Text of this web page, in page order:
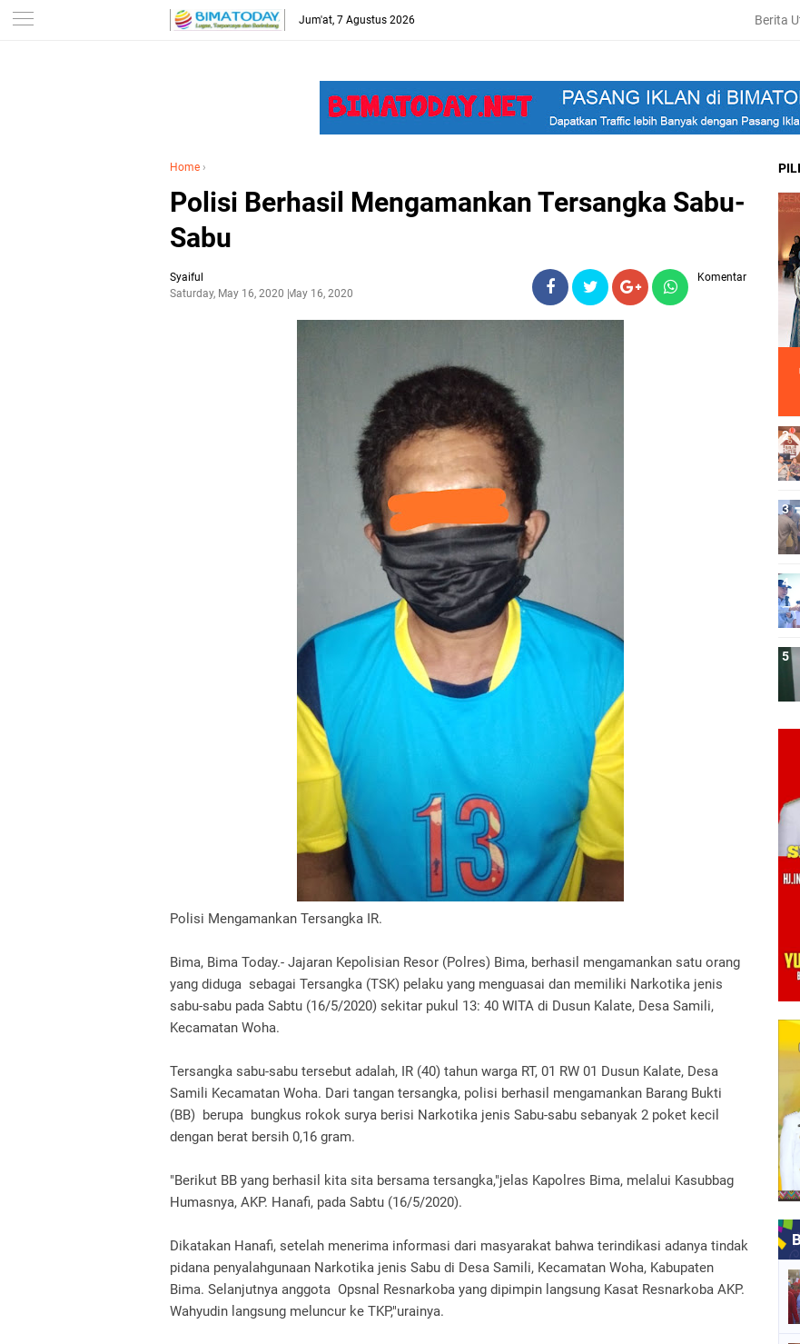
-->
Jum'at, 7 Agustus 2026 Berita
Home ›
Polisi Berhasil Mengamankan Tersangka Sabu-
Sabu
Syaiful
Saturday, May 16, 2020 May 16, 2020
Komentar
Polisi Mengamankan Tersangka IR.
Bima, Bima Today.- Jajaran Kepolisian Resor (Polres) Bima, berhasil mengamankan satu orang
yang diduga sebagai Tersangka (TSK) pelaku yang menguasai dan memiliki Narkotika jenis
sabu-sabu pada Sabtu (16/5/2020) sekitar pukul 13: 40 WITA di Dusun Kalate, Desa Samili,
Kecamatan Woha.
Tersangka sabu-sabu tersebut adalah, IR (40) tahun warga RT, 01 RW 01 Dusun Kalate, Desa
Samili Kecamatan Woha. Dari tangan tersangka, polisi berhasil mengamankan Barang Bukti
(BB) berupa bungkus rokok surya berisi Narkotika jenis Sabu-sabu sebanyak 2 poket kecil
dengan berat bersih 0,16 gram.
"Berikut BB yang berhasil kita sita bersama tersangka,"jelas Kapolres Bima, melalui Kasubbag
Humasnya, AKP. Hanafi, pada Sabtu (16/5/2020).
Dikatakan Hanafi, setelah menerima informasi dari masyarakat bahwa terindikasi adanya tindak
pidana penyalahgunaan Narkotika jenis Sabu di Desa Samili, Kecamatan Woha, Kabupaten
Bima. Selanjutnya anggota Opsnal Resnarkoba yang dipimpin langsung Kasat Resnarkoba AKP.
Wahyudin langsung meluncur ke TKP,"urainya.